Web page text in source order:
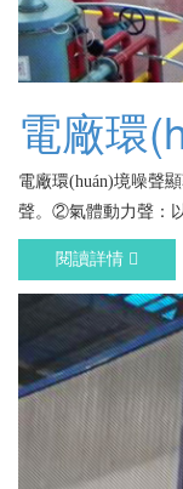
電廠環
電廠環(huán)境噪聲
聲。②氣體動力聲：以
閱讀詳情